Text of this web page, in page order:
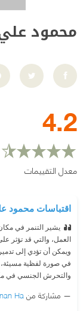
محمود
4.2
معدل التقييمات
اقتباسات محمود
يشير التنمر في
العمل، والتي قد تؤثر
ويمكن أن تؤدي إلى
في صورة لفظية مسيئة،
والتحرش الجنسي في
مشاركة منHa